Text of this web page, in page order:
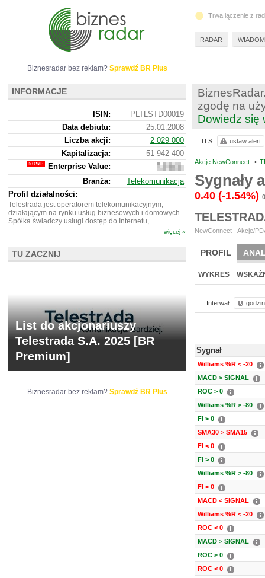
zgodę na
Dowiedz się
Akcje NewConnect •
Sygnały
0.40 (-1.54%)
NewConnect - Akcje/
PROFIL
BR LAB
WYKRES
Interwał:
Sygnał
Williams %R < -20
MACD > SIGNAL
ROC > 0
Williams %R > -80
FI > 0
SMA30 > SMA15
FI < 0
FI > 0
Williams %R > -80
FI < 0
MACD < SIGNAL
Williams %R < -20
ROC < 0
MACD > SIGNAL
ROC > 0
ROC < 0
TLS: ustaw alert
Biznesradar bez reklam? Sprawdź BR Plus
INFORMACJE
ISIN:
PLTLSTD00019
Data debiutu:
25.01.2008
Liczba akcji:
2 029 000
Kapitalizacja:
51 942 400
Enterprise Value:
50
725
400
Branża:
Telekomunikacja
Profil działalności:
Telestrada jest operatorem telekomunikacyjnym,
działającym na rynku usług biznesowych i domowych.
Spółka świadczy usługi dostęp do Internetu,...
więcej »
TU ZACZNIJ
List do akcjonariuszy
Telestrada S.A. 2025 [BR
Premium]
Biznesradar bez reklam? Sprawdź BR Plus
Trwa łączenie z
RADAR